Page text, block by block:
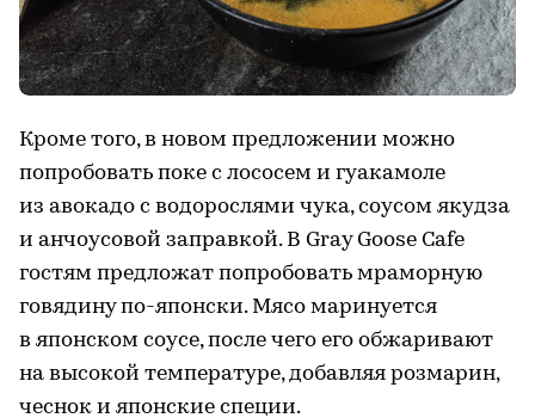
Кроме того, в новом предложении можно
попробовать поке с лососем и гуакамоле
из авокадо с водорослями чука, соусом якудза
и анчоусовой заправкой. В Gray Goose Cafe
гостям предложат попробовать мраморную
говядину по-японски. Мясо маринуется
в японском соусе, после чего его обжаривают
на высокой температуре, добавляя розмарин,
чеснок и японские специи.